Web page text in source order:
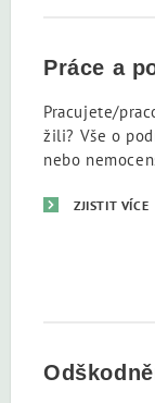
Práce a
Pracujete/
žili? Vše o
nebo
ZJISTIT VÍCE